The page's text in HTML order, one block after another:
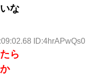
な
ID:4hrAPwQs0
ら